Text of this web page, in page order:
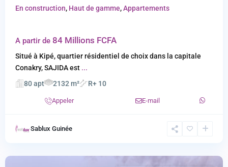
En construction, Haut de gamme,Appartements
A partir de 84 Millions FCFA
Situé à Kipé, quartier résidentiel de choix dans la capitale
Conakry, SAJIDA est ...
80 apt
2132 m² R+ 10
Appeler E-mail
Sablux Guinée